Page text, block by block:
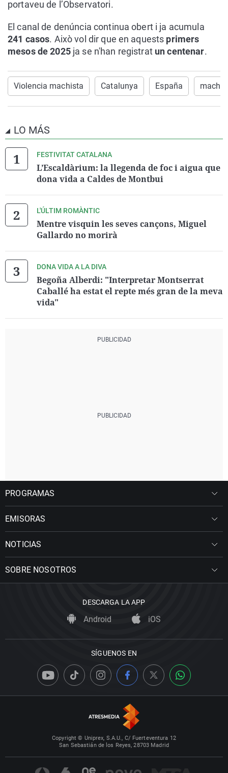
portaveu de l’Observatori.
El canal de denúncia continua obert i ja acumula
241 casos. Això vol dir que en aquests primers
mesos de 2025ja se n'han registrat un centenar.
Violencia machista Catalunya España
LO MÁS
FESTIVITAT CATALANA
L’Escaldàrium: la llegenda de foc i aigua que
dona vida a Caldes de Montbui
L'ÚLTIM ROMÀNTIC
Mentre visquin les seves cançons, Miguel
Gallardo no morirà
DONA VIDA A LA DIVA
Begoña Alberdi: "Interpretar Montserrat
Caballé ha estat el repte més gran de la meva
vida"
PROGRAMAS
EMISORAS
NOTICIAS
SOBRE NOSOTROS
DESCARGA LA APP
Android iOS
SÍGUENOS EN
Copyright © Uniprex, S.A.U., C/ Fuerteventura 12
San Sebastián de los Reyes, 28703 Madrid